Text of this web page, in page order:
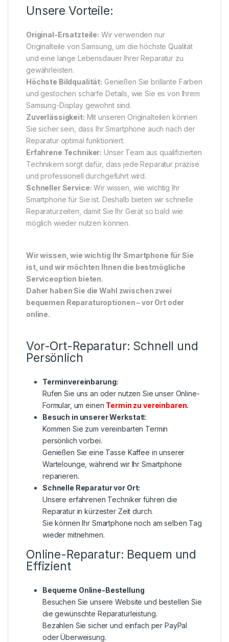
Unsere Vorteile:
Original-Ersatzteile: Wir verwenden nur
Originalteile von Samsung, um die höchste Qualität
und eine lange Lebensdauer Ihrer Reparatur zu
gewährleisten.
Höchste Bildqualität: Genießen Sie brillante Farben
und gestochen scharfe Details, wie Sie es von Ihrem
Samsung-Display gewohnt sind.
Zuverlässigkeit: Mit unseren Originalteilen können
Sie sicher sein, dass Ihr Smartphone auch nach der
Reparatur optimal funktioniert.
Erfahrene Techniker: Unser Team aus qualifizierten
Technikern sorgt dafür, dass jede Reparatur präzise
und professionell durchgeführt wird.
Schneller Service: Wir wissen, wie wichtig Ihr
Smartphone für Sie ist. Deshalb bieten wir schnelle
Reparaturzeiten, damit Sie Ihr Gerät so bald wie
möglich wieder nutzen können.
Wir wissen, wie wichtig Ihr Smartphone für Sie
ist, und wir möchten Ihnen die bestmögliche
Serviceoption bieten.
Daher haben Sie die Wahl zwischen zwei
bequemen Reparaturoptionen – vor Ort oder
online.
Vor-Ort-Reparatur: Schnell und
Persönlich
Terminvereinbarung:
Rufen Sie uns an oder nutzen Sie unser Online-
Formular, um einen Termin zu vereinbaren.
Besuch in unserer Werkstatt:
Kommen Sie zum vereinbarten Termin
persönlich vorbei.
Genießen Sie eine Tasse Kaffee in unserer
Wartelounge, während wir Ihr Smartphone
reparieren.
Schnelle Reparatur vor Ort:
Unsere erfahrenen Techniker führen die
Reparatur in kürzester Zeit durch.
Sie können Ihr Smartphone noch am selben Tag
wieder mitnehmen.
Online-Reparatur: Bequem und
Effizient
Bequeme Online-Bestellung
Besuchen Sie unsere Website und bestellen Sie
die gewünschte Reparaturleistung.
Bezahlen Sie sicher und einfach per PayPal
oder Überweisung.